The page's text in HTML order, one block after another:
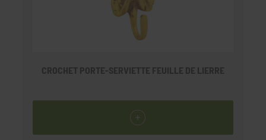
CROCHET PORTE-SERVIETTE FEUILLE DE LIERRE